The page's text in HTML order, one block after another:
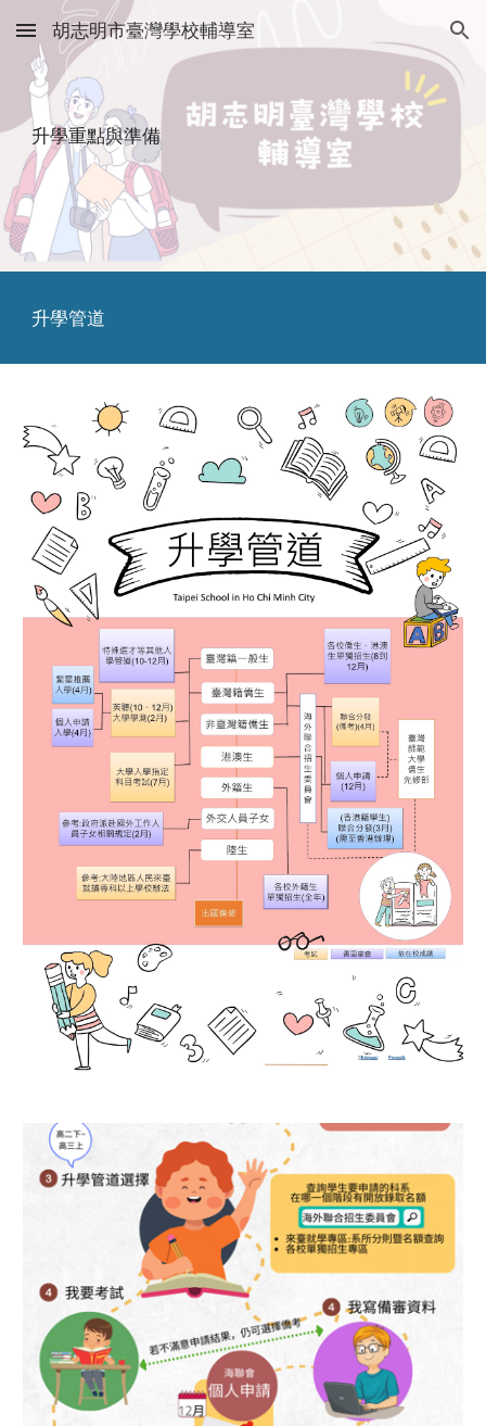
Skip to main content Skip to navigation
胡志明市臺灣學校輔導室
升學重點與準備
升學管道